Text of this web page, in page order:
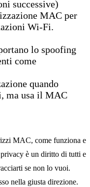
successive)
MAC per
Wi-Fi.
lo spoofing
come
quando
ma usa il MAC
MAC, come funziona e
è un diritto di tutti e
se non lo vuoi.
nella giusta direzione.